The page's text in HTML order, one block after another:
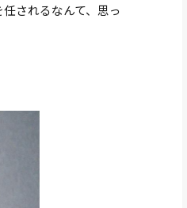
されるなんて、思っ